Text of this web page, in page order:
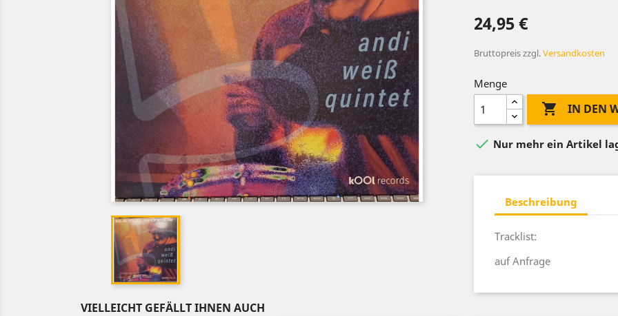
24,95 €
Bruttopreiszzgl.Versandkosten
Menge
 IN DEN
 Nur mehr ein Artikel
Beschreibung
Tracklist:
auf Anfrage
VIELLEICHT GEFÄLLT IHNEN AUCH